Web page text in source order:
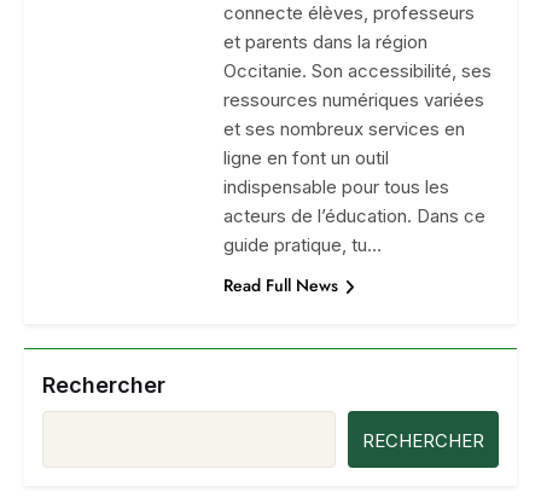
connecte élèves, professeurs
et parents dans la région
Occitanie. Son accessibilité, ses
ressources numériques variées
et ses nombreux services en
ligne en font un outil
indispensable pour tous les
acteurs de l’éducation. Dans ce
guide pratique, tu…
Read Full News
Rechercher
RECHERCHER